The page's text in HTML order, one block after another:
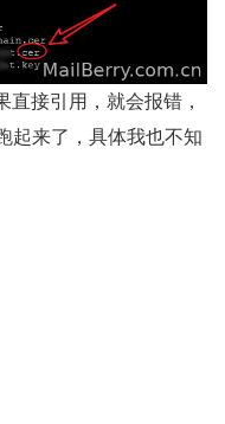
直接引用，就会报错，
起来了，具体我也不知